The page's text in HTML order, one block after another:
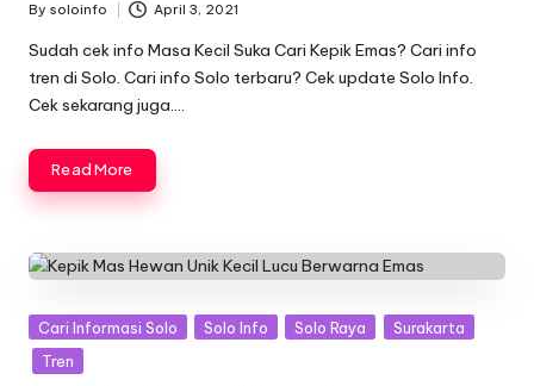
Posted
by
By soloinfo April 3, 2021
Sudah cek info Masa Kecil Suka Cari Kepik Emas? Cari info
tren di Solo. Cari info Solo terbaru? Cek update Solo Info.
Cek sekarang juga….
Read More
Posted
in
Cari Informasi Solo Solo Info Solo Raya
Surakarta
Tren